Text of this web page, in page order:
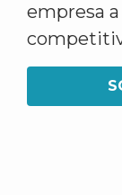
empresa